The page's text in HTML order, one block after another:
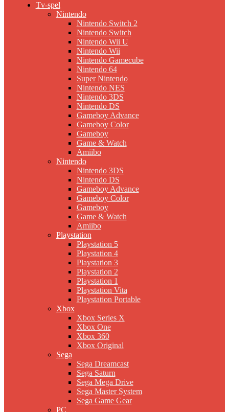
Tv-spel
Nintendo
Nintendo Switch 2
Nintendo Switch
Nintendo Wii U
Nintendo Wii
Nintendo Gamecube
Nintendo 64
Super Nintendo
Nintendo NES
Nintendo 3DS
Nintendo DS
Gameboy Advance
Gameboy Color
Gameboy
Game & Watch
Amiibo
Nintendo
Nintendo 3DS
Nintendo DS
Gameboy Advance
Gameboy Color
Gameboy
Game & Watch
Amiibo
Playstation
Playstation 5
Playstation 4
Playstation 3
Playstation 2
Playstation 1
Playstation Vita
Playstation Portable
Xbox
Xbox Series X
Xbox One
Xbox 360
Xbox Original
Sega
Sega Dreamcast
Sega Saturn
Sega Mega Drive
Sega Master System
Sega Game Gear
PC